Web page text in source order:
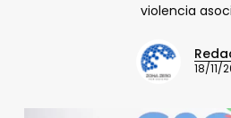
violencia
18/11/